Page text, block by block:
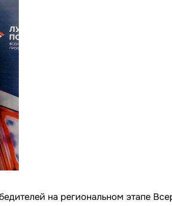
на региональном этапе